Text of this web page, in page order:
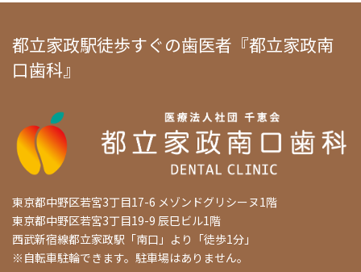
都立家政駅徒歩すぐの歯医者『都立家政南
口歯科』
東京都中野区若宮3丁目17-6 メゾンドグリシーヌ1階
東京都中野区若宮3丁目19-9 辰巳ビル1階
西武新宿線都立家政駅「南口」より「徒歩1分」
※自転車駐輪できます。駐車場はありません。